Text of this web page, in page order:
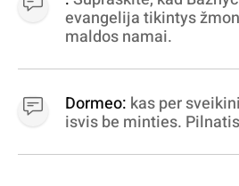
statytojai Vilnuje
evangelija tikintys
maldos namai.
Dormeo: kas per
isvis be minties.